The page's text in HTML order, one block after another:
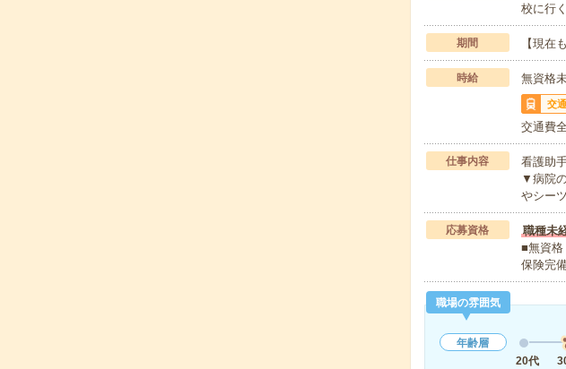
校に行
期間 【現在
時給 無資格
交
交通費
仕事内容
看護助
▼病院
やシー
応募資格 職種未
■無資格
保険完
職場の雰囲気
年齢層
20代